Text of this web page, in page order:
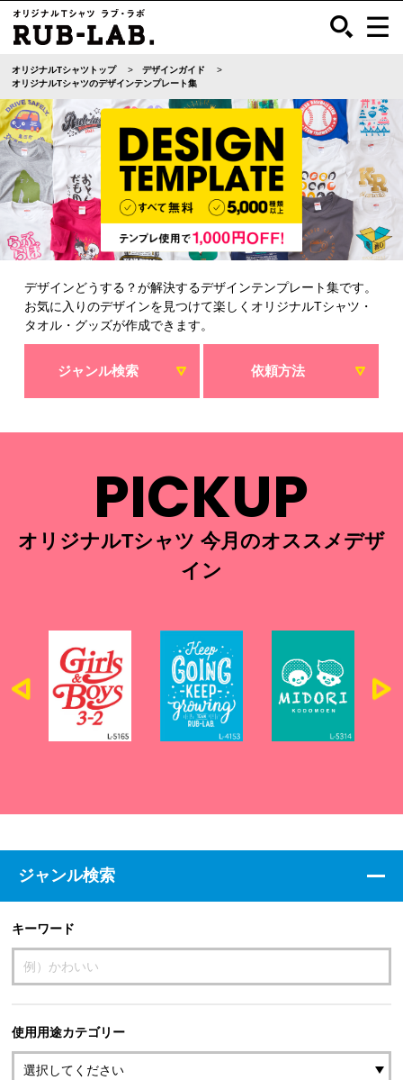
オリジナルTシャツトップ
デザインガイド
オリジナルTシャツのデザインテンプレート集
デザインどうする？が解決するデザインテンプレート集です。
お気に入りのデザインを見つけて楽しくオリジナルTシャツ・
タオル・グッズが作成できます。
ジャンル検索 依頼方法
PICKUP
オリジナルTシャツ 今月のオススメデザ
イン
ジャンル検索
キーワード
使用用途カテゴリー